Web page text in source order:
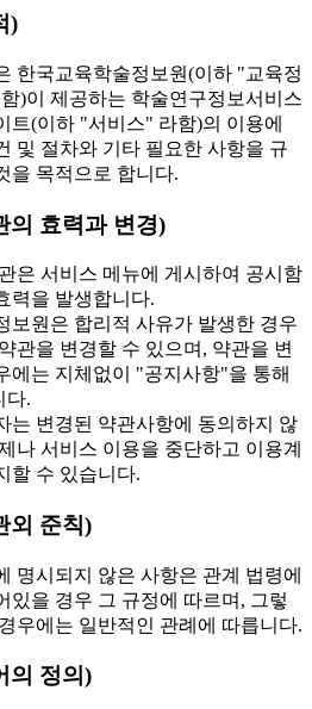
)
한국교육학술정보원(이하 "교육정
)이 제공하는 학술연구정보서비스
트(이하 "서비스" 라함)의 이용에
및 절차와 기타 필요한 사항을 규
을 목적으로 합니다.
의 효력과 변경)
은 서비스 메뉴에 게시하여 공시함
력을 발생합니다.
보원은 합리적 사유가 발생한 경우
관을 변경할 수 있으며, 약관을 변
에는 지체없이 "공지사항"을 통해
다.
는 변경된 약관사항에 동의하지 않
나 서비스 이용을 중단하고 이용계
할 수 있습니다.
외 준칙)
명시되지 않은 사항은 관계 법령에
있을 경우 그 규정에 따르며, 그렇
우에는 일반적인 관례에 따릅니다.
의 정의)